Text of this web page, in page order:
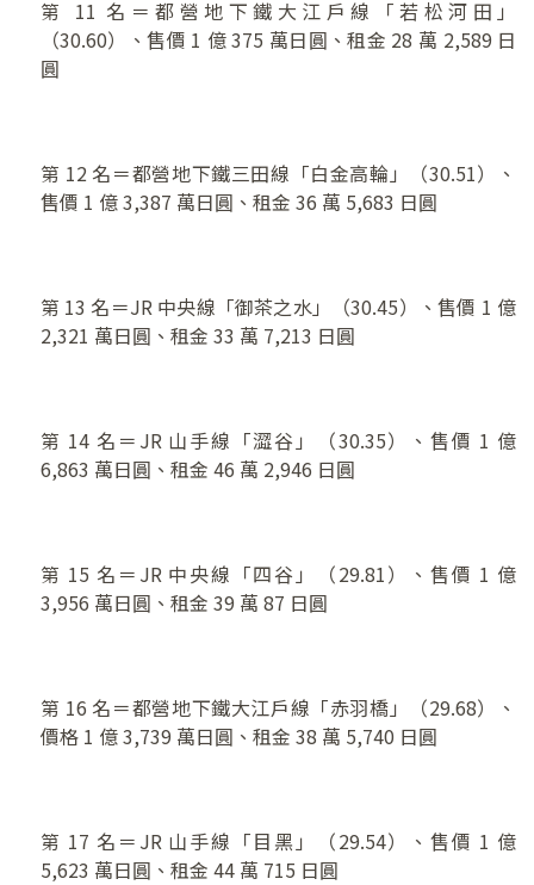
第 11 名＝都營地下鐵大江戶線「若松河田」
（30.60）、售價 1 億 375 萬日圓、租金 28 萬 2,589 日
圓
第 12 名＝都營地下鐵三田線「白金高輪」（30.51）、
售價 1 億 3,387 萬日圓、租金 36 萬 5,683 日圓
第 13 名＝JR 中央線「御茶之水」（30.45）、售價 1 億
2,321 萬日圓、租金 33 萬 7,213 日圓
第 14 名＝JR 山手線「澀谷」（30.35）、售價 1 億
6,863 萬日圓、租金 46 萬 2,946 日圓
第 15 名＝JR 中央線「四谷」（29.81）、售價 1 億
3,956 萬日圓、租金 39 萬 87 日圓
第 16 名＝都營地下鐵大江戶線「赤羽橋」（29.68）、
價格 1 億 3,739 萬日圓、租金 38 萬 5,740 日圓
第 17 名＝JR 山手線「目黑」（29.54）、售價 1 億
5,623 萬日圓、租金 44 萬 715 日圓